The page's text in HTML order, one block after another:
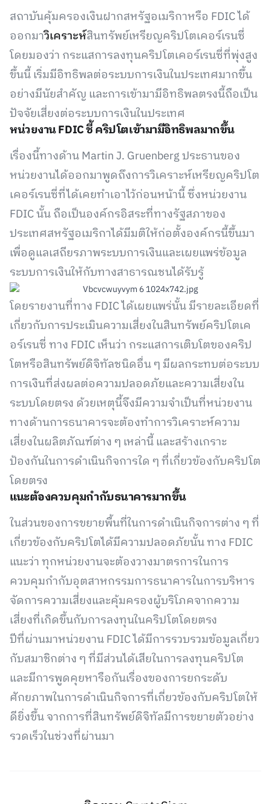
สถาบันคุ้มครองเงินฝากสหรัฐอเมริกาหรือ FDIC ได้
ออกมาวิเคราะห์สินทรัพย์เหรียญคริปโตเคอร์เรนซี่
โดยมองว่า กระแสการลงทุนคริปโตเคอร์เรนซี่ที่พุ่งสูง
ขึ้นนี้ เริ่มมีอิทธิพลต่อระบบการเงินในประเทศมากขึ้น
อย่างมีนัยสำคัญ และการเข้ามามีอิทธิพลตรงนี้ถือเป็น
ปัจจัยเสี่ยงต่อระบบการเงินในประเทศ
หน่วยงาน FDIC ชี้ คริปโตเข้ามามีอิทธิพลมากขึ้น
เรื่องนี้ทางด้าน Martin J. Gruenberg ประธานของ
หน่วยงานได้ออกมาพูดถึงการวิเคราะห์เหรียญคริปโต
เคอร์เรนซี่ที่ได้เคยทำเอาไว้ก่อนหน้านี้ ซึ่งหน่วยงาน
FDIC นั้น ถือเป็นองค์กรอิสระที่ทางรัฐสภาของ
ประเทศสหรัฐอเมริกาได้มีมติให้ก่อตั้งองค์กรนี้ขึ้นมา
เพื่อดูแลเสถียรภาพระบบการเงินและเผยแพร่ข้อมูล
ระบบการเงินให้กับทางสาธารณชนได้รับรู้
โดยรายงานที่ทาง FDIC ได้เผยแพร่นั้น มีรายละเอียดที่
เกี่ยวกับการประเมินความเสี่ยงในสินทรัพย์คริปโตเค
อร์เรนซี่ ทาง FDIC เห็นว่า กระแสการเติบโตของคริป
โตหรือสินทรัพย์ดิจิทัลชนิดอื่น ๆ มีผลกระทบต่อระบบ
การเงินที่ส่งผลต่อความปลอดภัยและความเสี่ยงใน
ระบบโดยตรง ด้วยเหตุนี้จึงมีความจำเป็นที่หน่วยงาน
ทางด้านการธนาคารจะต้องทำการวิเคราะห์ความ
เสี่ยงในผลิตภัณฑ์ต่าง ๆ เหล่านี้ และสร้างเกราะ
ป้องกันในการดำเนินกิจการใด ๆ ที่เกี่ยวข้องกับคริปโต
โดยตรง
แนะต้องควบคุมกำกับธนาคารมากขึ้น
ในส่วนของการขยายพื้นที่ในการดำเนินกิจการต่าง ๆ ที่
เกี่ยวข้องกับคริปโตได้มีความปลอดภัยนั้น ทาง FDIC
แนะว่า ทุกหน่วยงานจะต้องวางมาตรการในการ
ควบคุมกำกับอุตสาหกรรมการธนาคารในการบริหาร
จัดการความเสี่ยงและคุ้มครองผู้บริโภคจากความ
เสี่ยงที่เกิดขึ้นกับการลงทุนในคริปโตโดยตรง
ปีที่ผ่านมาหน่วยงาน FDIC ได้มีการรวบรวมข้อมูลเกี่ยว
กับสมาชิกต่าง ๆ ที่มีส่วนได้เสียในการลงทุนคริปโต
และมีการพูดคุยหารือกันเรื่องของการยกระดับ
ศักยภาพในการดำเนินกิจการที่เกี่ยวข้องกับคริปโตให้
ดียิ่งขึ้น จากการที่สินทรัพย์ดิจิทัลมีการขยายตัวอย่าง
รวดเร็วในช่วงที่ผ่านมา